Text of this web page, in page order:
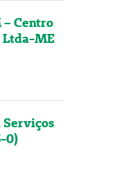
– Centro
Ltda-ME
Serviços
0)